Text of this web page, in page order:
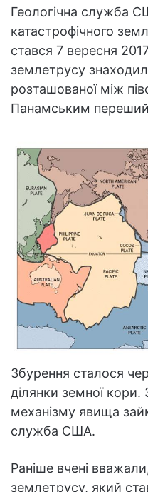
Геологічна служба
катастрофічного
стався 7 вересня
землетрусу
розташованої між
Панамським
Збурення сталося
ділянки земної кори.
механізму явища
служба США.
Раніше вчені
землетрусу, який